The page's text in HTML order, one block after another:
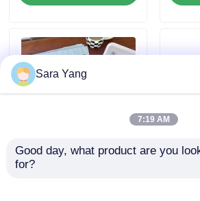
हमसे संपर्क करें
मामले
प्यारा पिल्ला प्रिंट पॉली मेल बैग
Sara Yang
7:19 AM
Good day, what product are you
for?